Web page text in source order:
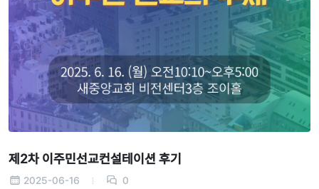
제2차 이주민선교컨설테이션 후기
2025-06-16 0